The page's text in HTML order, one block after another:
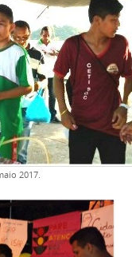
2017.